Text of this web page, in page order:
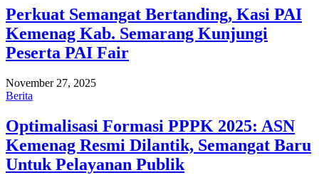
Perkuat Semangat Bertanding, Kasi PAI
Kemenag Kab. Semarang Kunjungi
Peserta PAI Fair
November 27, 2025
Berita
Optimalisasi Formasi PPPK 2025: ASN
Kemenag Resmi Dilantik, Semangat Baru
Untuk Pelayanan Publik